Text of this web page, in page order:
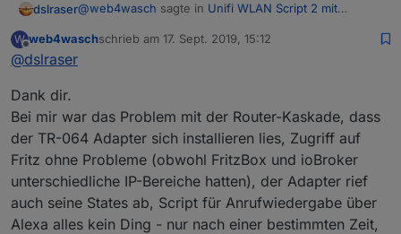
dslraser@web4wasch sagte in Unifi WLAN Script 2 mit
Obwohl sich Fritte und USG in unterschiedlichen
IP-Bereichen befinden?
Hatte mal mit ner Router-Kaskade ein Prob. mit
dem Adapter
Was ist noch zu beachten? doppeltes NAT an
USG ausschalten, routen in IP der USG etc.
Adapter läuft bei mir nicht rund.
Ich habe eine 7580 (als DSL Modem und
Telefonanlage für die Dect Telefone)
USG/Switch 16/CloudKey V2/ und 3 AP (einer per LAN
und zwei per WLAN)
Doppel NAT habe ich im USG deaktiviert.
Also bei mir läuft genau die Kombi wie von Dir
beschrieben.
W
Offline
web4waschschrieb am 17. Sept. 2019, 15:12
zuletzt editiert von
@dslraser
Dank dir.
Bei mir war das Problem mit der Router-Kaskade, dass
der TR-064 Adapter sich installieren lies, Zugriff auf
Fritz ohne Probleme (obwohl FritzBox und ioBroker
unterschiedliche IP-Bereiche hatten), der Adapter rief
auch seine States ab, Script für Anrufwiedergabe über
Alexa alles kein Ding - nur nach einer bestimmten Zeit,